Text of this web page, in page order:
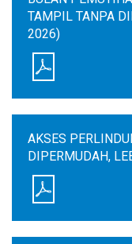
TAMPIL TANPA
2026)
AKSES
DIPERMUDAH,